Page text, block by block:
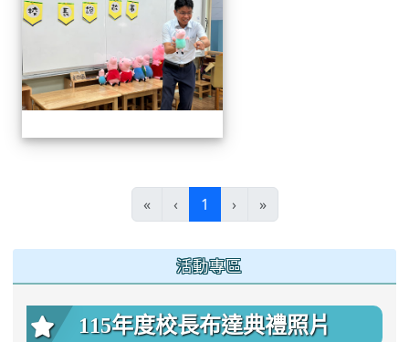
« ‹ 1 (current)
› »
活動專區
115年度校長布達典禮照片